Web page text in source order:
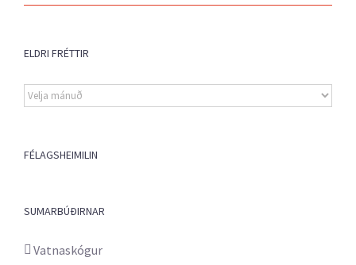
ELDRI FRÉTTIR
Eldri
fréttir
FÉLAGSHEIMILIN
SUMARBÚÐIRNAR
Vatnaskógur